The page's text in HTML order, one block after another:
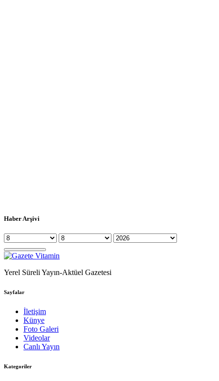
Haber Arşivi
Yerel Süreli Yayın-Aktüel Gazetesi
Sayfalar
İletişim
Künye
Foto Galeri
Videolar
Canlı Yayın
Kategoriler